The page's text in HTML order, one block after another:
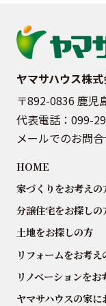
ヤマサハウス株
〒892-0836 鹿児
代表電話： 099-
メールでのお問
HOME
家づくりをお考えの
分譲住宅をお探しの
土地をお探しの方
リフォームをお考え
リノベーションをお
ヤマサハウスの家